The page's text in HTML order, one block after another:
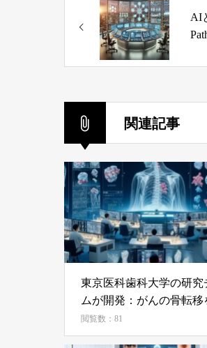
AI
関連記事
東京医科歯科大学の研究
ムが開発：がんの骨転移
動検出するAIモデル、専
と同等の精度を実現
閲覧数：81